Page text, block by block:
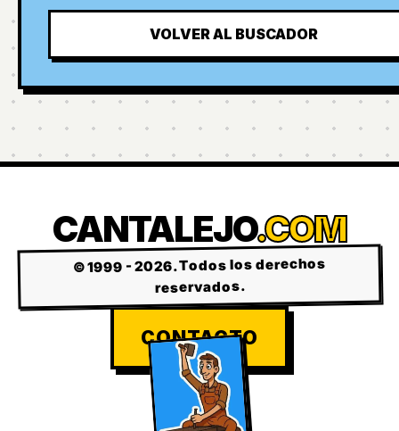
VOLVER AL BUSCADOR
CANTALEJO.COM
© 1999 - 2026. Todos los derechos
reservados.
CONTACTO